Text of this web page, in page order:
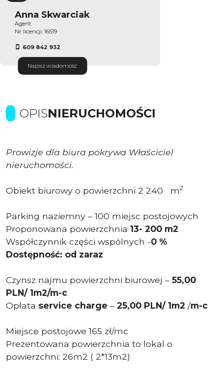
Anna Skwarciak
Agent
Nr licencji: 16519
609 842 932
Napisz wiadomość
OPISNIERUCHOMOŚCI
Prowizje dla biura pokrywa Właściciel
nieruchomości.
Obiekt biurowy o powierzchni 2 240 m2
Parking naziemny – 100 miejsc postojowych
Proponowana powierzchnia 13- 200 m2
Współczynnik części wspólnych -0 %
Dostępność: od zaraz
Czynsz najmu powierzchni biurowej – 55,00
PLN/ 1m2/m-c
Opłata service charge – 25,00 PLN/ 1m2 /m-c
Miejsce postojowe 165 zł/mc
Prezentowana powierzchnia to lokal o
powierzchni: 26m2 ( 2*13m2)